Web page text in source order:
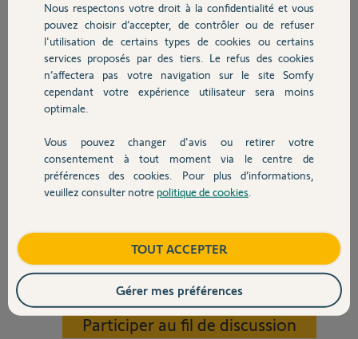
Chauffage
Autres produits
Devis avec un pro
Contact
fin de la procédure l'appui 7 secondes sur le bouton prog de la
télécommande est sans effet (pas de va et vient apres 1 seconde ni au
bout de 7 secondes).
à l'aide du bouton croix sur la carte électronique avec coupure secteur
5 mn puis bip à la mise sous tension puis appui 15 secondes sur le
bouton. Dans cette configuration aucune réaction du moteur, ni va et
vient ni bip de confirmation.
Je précise que qu'il n'y a aucun jeu ni sur la fixation moteur ni sur le
volet qui s'ouvre librement sans aucun point dur que les piles de la
télécommande sont neuves.
Merci de votre aide.
Participer au fil de discussion
Nous respectons votre droit à la confidentialité et vous
pouvez choisir d’accepter, de contrôler ou de refuser
l'utilisation de certains types de cookies ou certains
services proposés par des tiers. Le refus des cookies
n’affectera pas votre navigation sur le site Somfy
cependant votre expérience utilisateur sera moins
optimale.
Vous pouvez changer d'avis ou retirer votre
consentement à tout moment via le centre de
préférences des cookies. Pour plus d’informations,
veuillez consulter notre politique de cookies
TOUT ACCEPTER
Gérer mes préférences